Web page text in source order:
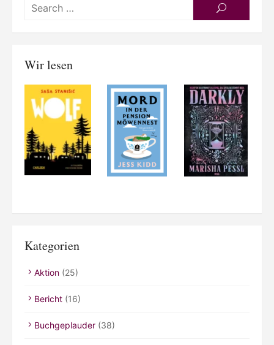
SEARCH
Wir lesen
Kategorien
Aktion (25)
Bericht (16)
Buchgeplauder (38)